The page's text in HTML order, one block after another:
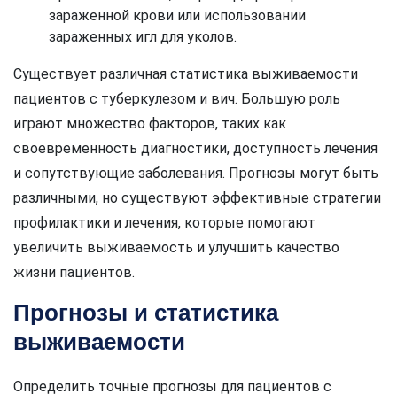
зараженной крови или использовании
зараженных игл для уколов.
Существует различная статистика выживаемости
пациентов с туберкулезом и вич. Большую роль
играют множество факторов, таких как
своевременность диагностики, доступность лечения
и сопутствующие заболевания. Прогнозы могут быть
различными, но существуют эффективные стратегии
профилактики и лечения, которые помогают
увеличить выживаемость и улучшить качество
жизни пациентов.
Прогнозы и статистика
выживаемости
Определить точные прогнозы для пациентов с